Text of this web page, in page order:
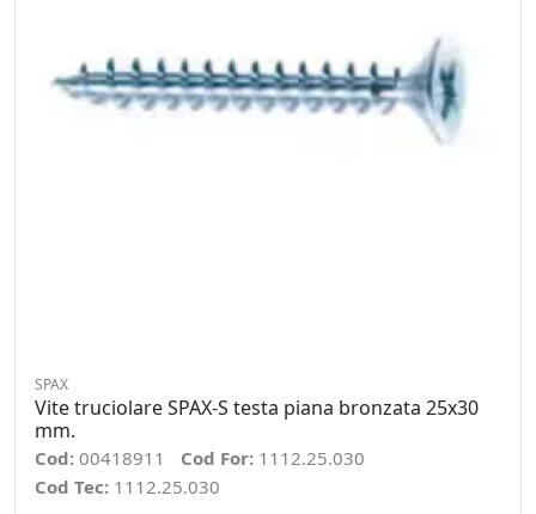
SPAX
Vite truciolare SPAX-S testa piana bronzata 25x30
mm.
Cod: 00418911 Cod For: 1112.25.030
Cod Tec: 1112.25.030